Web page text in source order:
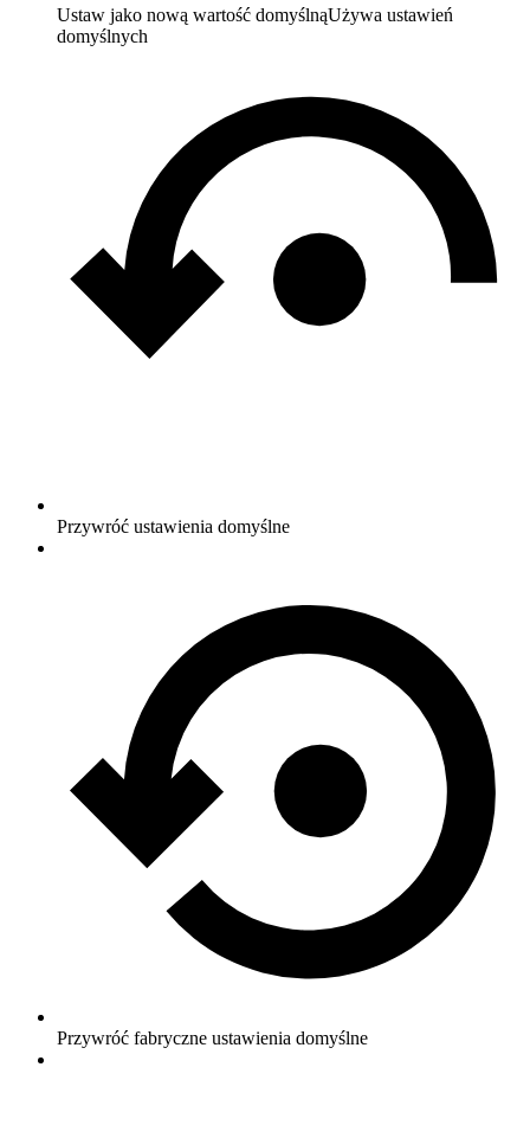
Ustaw jako nową wartość domyślnąUżywa ustawień
domyślnych
Przywróć ustawienia domyślne
Przywróć fabryczne ustawienia domyślne